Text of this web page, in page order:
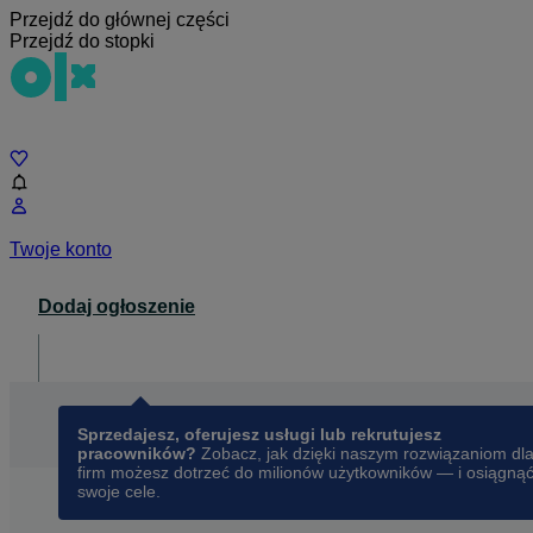
Przejdź do głównej części
Przejdź do stopki
Twoje konto
Dodaj ogłoszenie
Sprzedajesz, oferujesz usługi lub rekrutujesz
pracowników? Zobacz, jak dzięki naszym rozwiązaniom dla
firm możesz dotrzeć do milionów użytkowników — i osiągnąć
swoje cele.